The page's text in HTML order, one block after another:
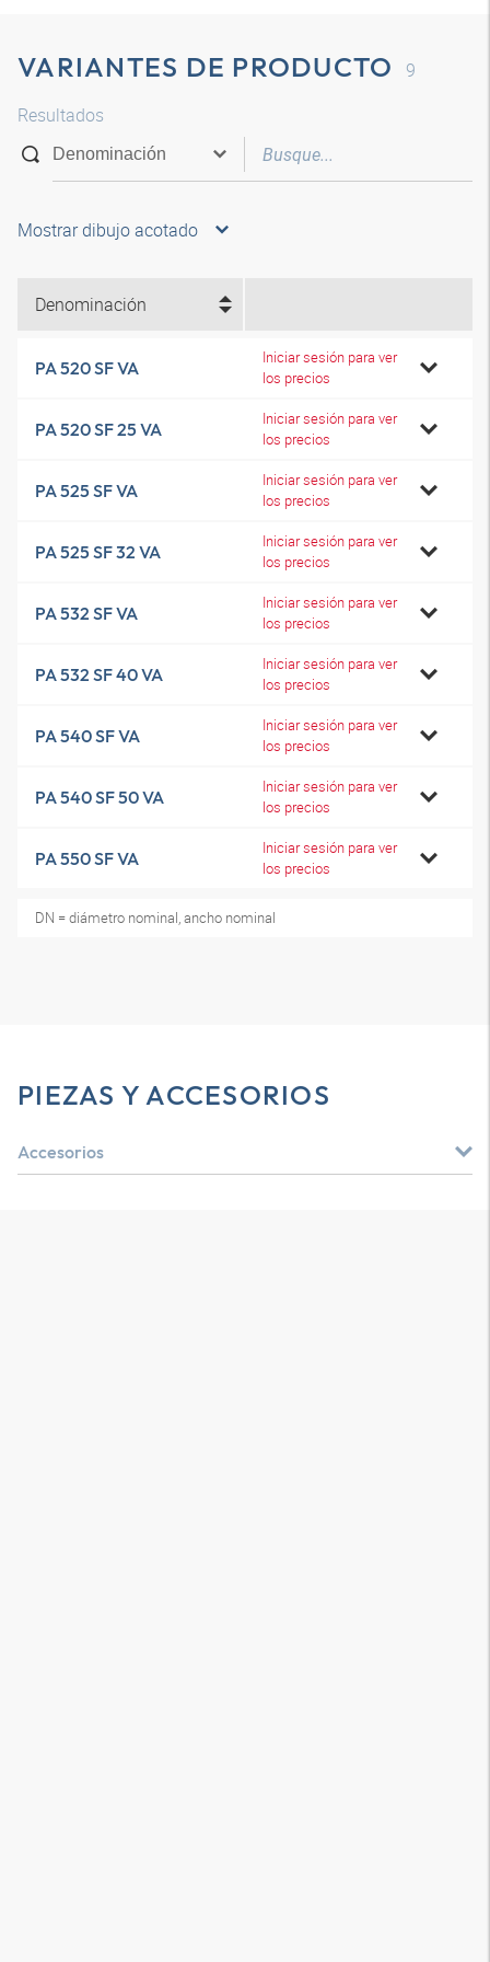
VARIANTES DE PRODUCTO
9
Resultados
Mostrar dibujo acotado
Denominación
PA 520 SF VA
Iniciar sesión para ver
los precios
PA 520 SF 25 VA
Iniciar sesión para ver
los precios
PA 525 SF VA
Iniciar sesión para ver
los precios
PA 525 SF 32 VA
Iniciar sesión para ver
los precios
PA 532 SF VA
Iniciar sesión para ver
los precios
PA 532 SF 40 VA
Iniciar sesión para ver
los precios
PA 540 SF VA
Iniciar sesión para ver
los precios
PA 540 SF 50 VA
Iniciar sesión para ver
los precios
PA 550 SF VA
Iniciar sesión para ver
los precios
DN = diámetro nominal, ancho nominal
PIEZAS Y ACCESORIOS
Accesorios